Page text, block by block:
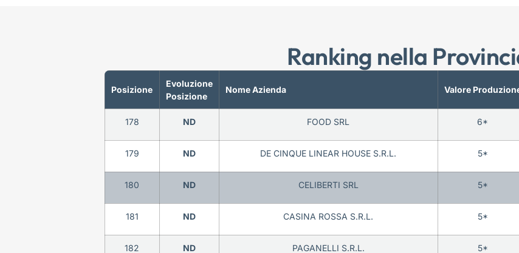
Ranking nella
Posizione
Evoluzione
Posizione
Nome Azienda Valore
178 ND FOOD SRL 6*
179 ND DE CINQUE LINEAR HOUSE S.R.L. 5*
180 ND CELIBERTI SRL 5*
181 ND CASINA ROSSA S.R.L. 5*
182 ND PAGANELLI S.R.L. 5*